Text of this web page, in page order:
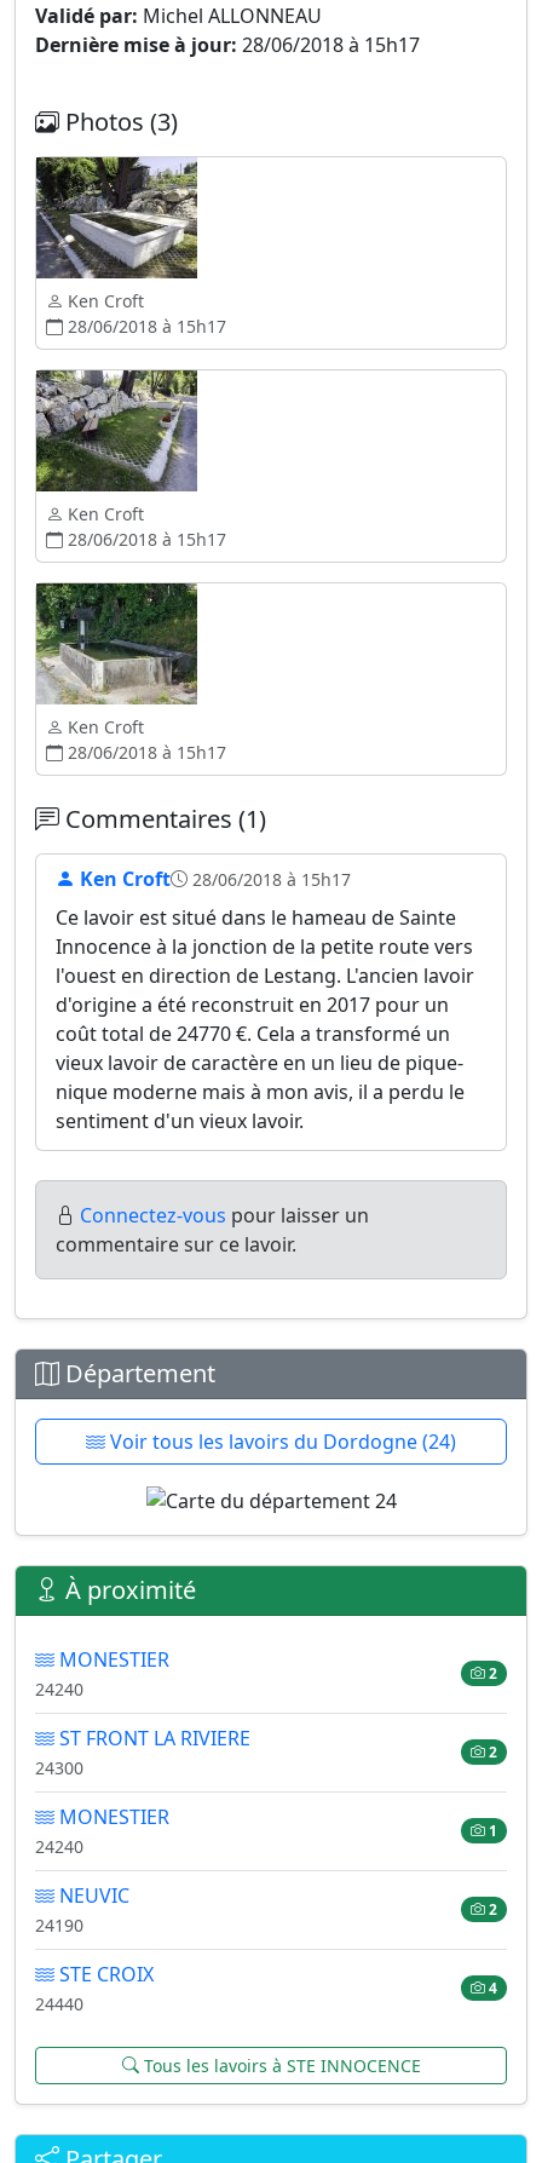
Validé par: Michel ALLONNEAU
Dernière mise à jour: 28/06/2018 à 15h17
Photos (3)
Ken Croft
28/06/2018 à 15h17
Ken Croft
28/06/2018 à 15h17
Ken Croft
28/06/2018 à 15h17
Commentaires (1)
Ken Croft 28/06/2018 à 15h17
Ce lavoir est situé dans le hameau de Sainte
Innocence à la jonction de la petite route vers
l'ouest en direction de Lestang. L'ancien lavoir
d'origine a été reconstruit en 2017 pour un
coût total de 24770 €. Cela a transformé un
vieux lavoir de caractère en un lieu de pique-
nique moderne mais à mon avis, il a perdu le
sentiment d'un vieux lavoir.
Connectez-vous pour laisser un
commentaire sur ce lavoir.
Département
Voir tous les lavoirs du Dordogne (24)
À proximité
MONESTIER
24240
2
ST FRONT LA RIVIERE
24300
2
MONESTIER
24240
1
NEUVIC
24190
2
STE CROIX
24440
4
Tous les lavoirs à STE INNOCENCE